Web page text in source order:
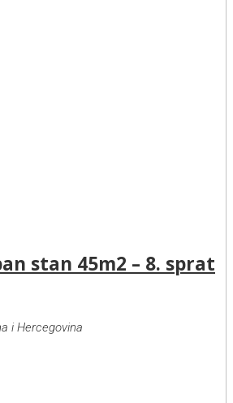
stan 45m2 – 8. sprat
i Hercegovina